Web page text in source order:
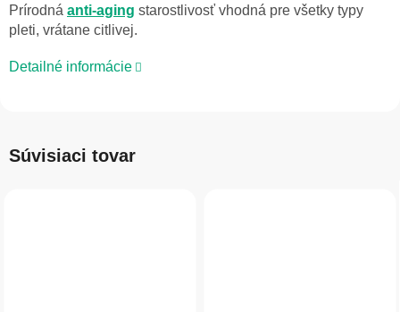
Prírodná anti-aging starostlivosť vhodná pre všetky typy
pleti, vrátane citlivej.
Detailné informácie
Súvisiaci tovar